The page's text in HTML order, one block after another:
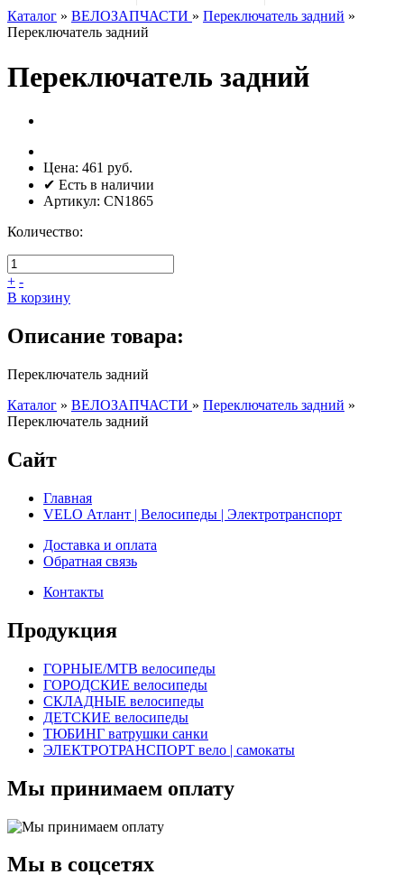
Каталог » ВЕЛОЗАПЧАСТИ » Переключатель задний »
Переключатель задний
Переключатель задний
Цена: 461 руб.
✔ Есть в наличии
Артикул: CN1865
Количество:
+ -
В корзину
Описание товара:
Переключатель задний
Каталог » ВЕЛОЗАПЧАСТИ » Переключатель задний »
Переключатель задний
Сайт
Главная
VELO Атлант | Велосипеды | Электротранспорт
Доставка и оплата
Обратная связь
Контакты
Продукция
ГОРНЫЕ/MTB велосипеды
ГОРОДСКИЕ велосипеды
СКЛАДНЫЕ велосипеды
ДЕТСКИЕ велосипеды
ТЮБИНГ ватрушки санки
ЭЛЕКТРОТРАНСПОРТ вело | самокаты
Мы принимаем оплату
Мы в соцсетях